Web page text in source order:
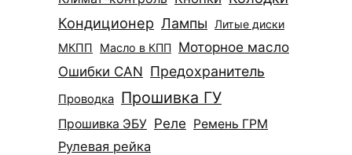
Кондиционер Лампы Литые диски
МКПП Масло в КПП
Моторное масло
Ошибки CAN Предохранитель
Проводка Прошивка ГУ
Прошивка ЭБУ Реле Ремень ГРМ
Рулевая рейка